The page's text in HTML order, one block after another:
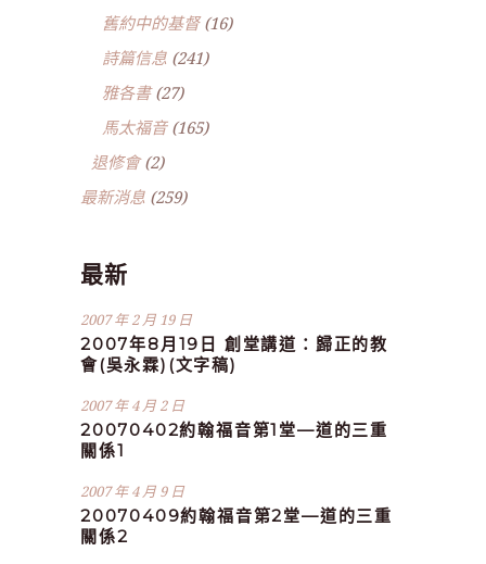
舊約中的基督(16)
詩篇信息 (241)
雅各書(27)
馬太福音(165)
退修會(2)
最新消息 (259)
最新
2007 年 2 月 19 日
2007年8月19日 創堂講道：歸正的教
會(吳永霖)(文字稿)
2007 年 4 月 2 日
20070402約翰福音第1堂—道的三重
關係1
2007 年 4 月 9 日
20070409約翰福音第2堂—道的三重
關係2